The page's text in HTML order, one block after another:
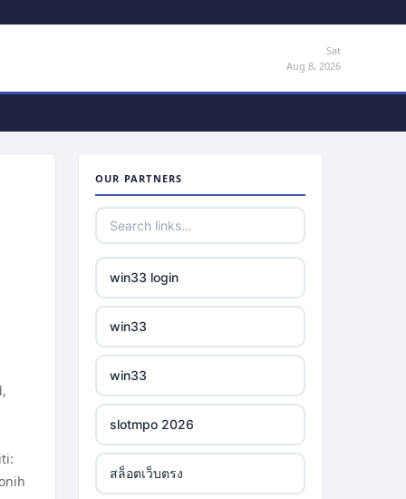
Sat
Aug 8, 2026
OUR PARTNERS
win33 login
win33
win33
slotmpo 2026
สล็อตเว็บตรง